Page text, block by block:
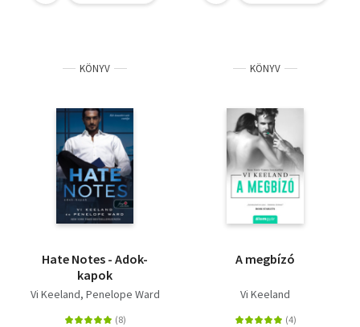
KÖNYV
Hate Notes - Adok-
kapok
Vi Keeland Penelope Ward
KÖNYV
A megbízó
Vi Keeland